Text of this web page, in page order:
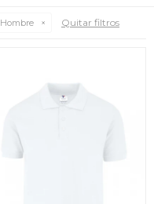
Hombre Quitar filtros